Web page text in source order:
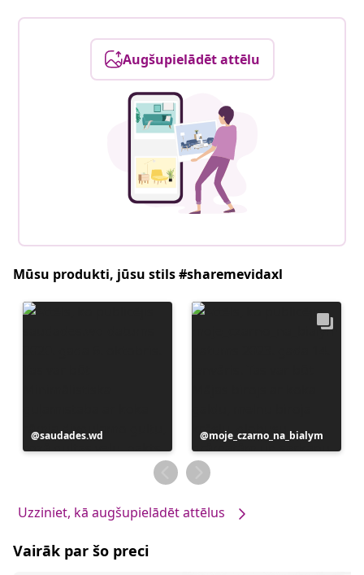
Augšupielādēt attēlu
Mūsu produkti, jūsu stils #sharemevidaxl
Ierakstu
publicējis
saudades.wd
Ierakstu
publicējis
moje_czarno_na_bialym
Uzziniet, kā augšupielādēt attēlus
Vairāk par šo preci